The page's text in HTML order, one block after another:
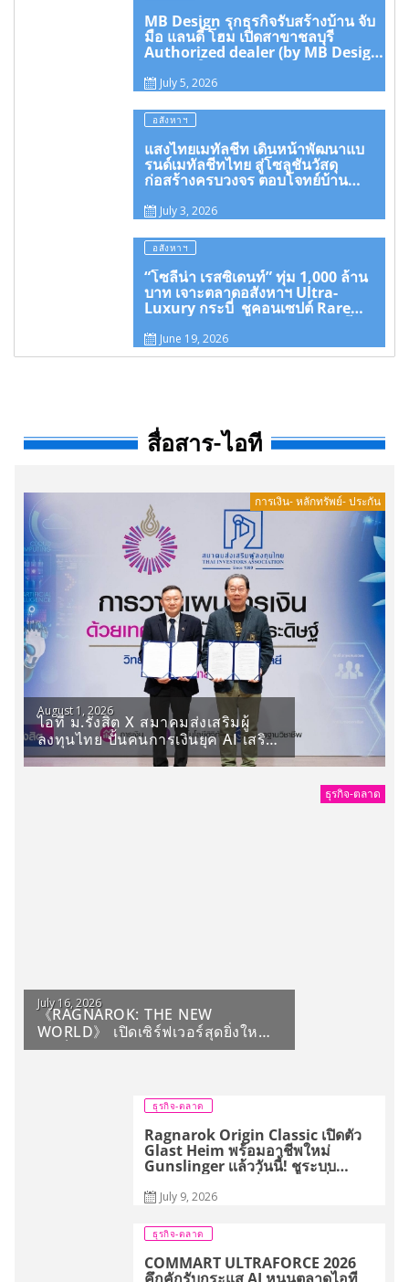
MB Design รุกธุรกิจรับสร้างบ้าน จับ
มือ แลนดี้ โฮม เปิดสาขาชลบุรี
Authorized dealer (by MB Design)
July 5, 2026
อสังหาฯ
แสงไทยเมทัลชีท เดินหน้าพัฒนาแบ
รนด์เมทัลชีทไทย สู่โซลูชันวัสดุ
ก่อสร้างครบวงจร ตอบโจทย์บ้าน
July 3, 2026
อสังหาฯ
“โซลีน่า เรสซิเดนท์” ทุ่ม 1,000 ล้าน
บาท เจาะตลาดอสังหาฯ Ultra-
Luxury กระบี่ ชูคอนเซปต์ Rare
June 19, 2026
สื่อสาร-ไอที
การเงิน- หลักทรัพย์- ประกัน
August 1, 2026
ไอที ม.รังสิต X สมาคมส่งเสริมผู้
ลงทุนไทย ปั้นคนการเงินยุค AI เสริม
อาวุธข้อมูล -วิเคราะห์- ตลาดทุน
ธุรกิจ-ตลาด
July 16, 2026
《RAGNAROK: THE NEW
WORLD》 เปิดเซิร์ฟเวอร์สุดยิ่งใหญ่
จัดเต็มกิจกรรมฉลองเปิดเกม
ธุรกิจ-ตลาด
Ragnarok Origin Classic เปิดตัว
Glast Heim พร้อมอาชีพใหม่
Gunslinger เเล้ววันนี้! ชูระบบ
July 9, 2026
ธุรกิจ-ตลาด
COMMART ULTRAFORCE 2026